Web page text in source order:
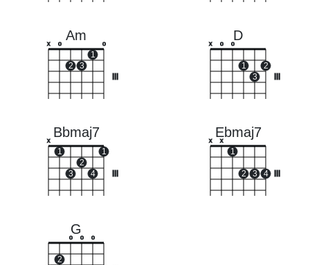
Am
x o
2 3
1
o
D
x o o
1
3
2
Bbmaj7
x
1
3
2
4
1
Ebmaj7
x x
1
2 3 4
G
2
o o o